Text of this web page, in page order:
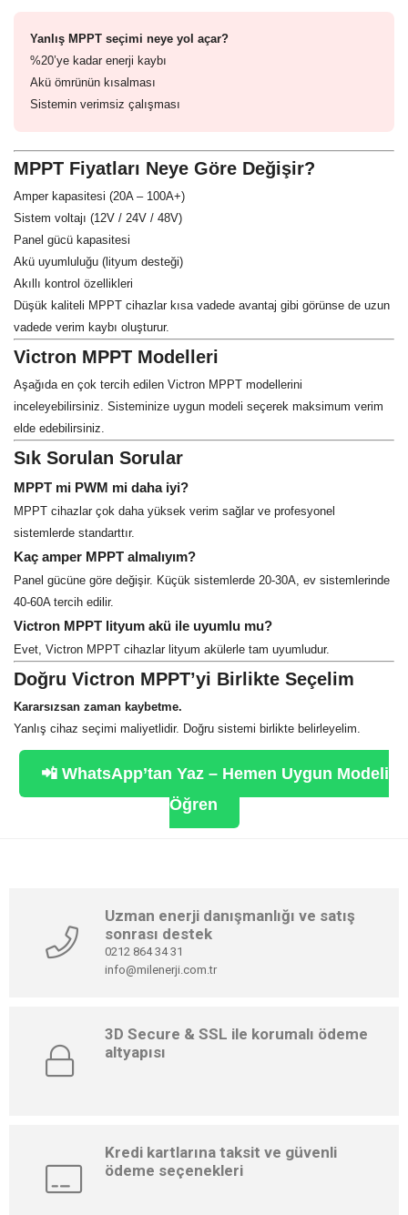
Yanlış MPPT seçimi neye yol açar?
%20’ye kadar enerji kaybı
Akü ömrünün kısalması
Sistemin verimsiz çalışması
MPPT Fiyatları Neye Göre Değişir?
Amper kapasitesi (20A – 100A+)
Sistem voltajı (12V / 24V / 48V)
Panel gücü kapasitesi
Akü uyumluluğu (lityum desteği)
Akıllı kontrol özellikleri
Düşük kaliteli MPPT cihazlar kısa vadede avantaj gibi görünse de uzun
vadede verim kaybı oluşturur.
Victron MPPT Modelleri
Aşağıda en çok tercih edilen Victron MPPT modellerini
inceleyebilirsiniz. Sisteminize uygun modeli seçerek maksimum verim
elde edebilirsiniz.
Sık Sorulan Sorular
MPPT mi PWM mi daha iyi?
MPPT cihazlar çok daha yüksek verim sağlar ve profesyonel
sistemlerde standarttır.
Kaç amper MPPT almalıyım?
Panel gücüne göre değişir. Küçük sistemlerde 20-30A, ev sistemlerinde
40-60A tercih edilir.
Victron MPPT lityum akü ile uyumlu mu?
Evet, Victron MPPT cihazlar lityum akülerle tam uyumludur.
Doğru Victron MPPT’yi Birlikte Seçelim
Kararsızsan zaman kaybetme.
Yanlış cihaz seçimi maliyetlidir. Doğru sistemi birlikte belirleyelim.
📲 WhatsApp’tan Yaz – Hemen Uygun Modeli
Öğren
Uzman enerji danışmanlığı ve satış
sonrası destek
0212 864 34 31
info@milenerji.com.tr
3D Secure & SSL ile korumalı ödeme
altyapısı
Kredi kartlarına taksit ve güvenli
ödeme seçenekleri